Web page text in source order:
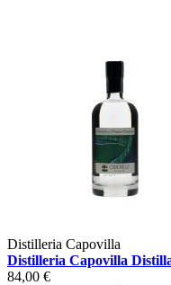
Distilleria Capovilla
Distilleria Capovilla
84,00 €